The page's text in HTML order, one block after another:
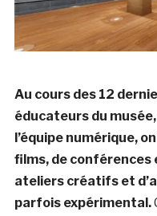
Au cours des 12
éducateurs du
l’équipe numérique,
films, de conférences
ateliers créatifs et
parfois expérimental.